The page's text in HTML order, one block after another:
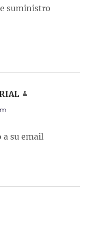
suministro
a su email